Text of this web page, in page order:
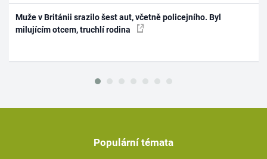
Muže v Británii srazilo šest aut, včetně policejního. Byl
milujícím otcem, truchlí rodina
Populární témata